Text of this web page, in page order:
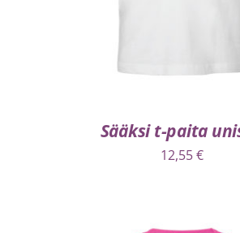
Sääksi t-paita
12,55€